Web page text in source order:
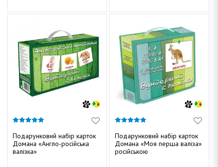
з 5
Подарунковий набір карток
Домана «Англо-російська
валізка»
з 5
Подарунковий набір карток
Домана «Моя перша валіза»
російською